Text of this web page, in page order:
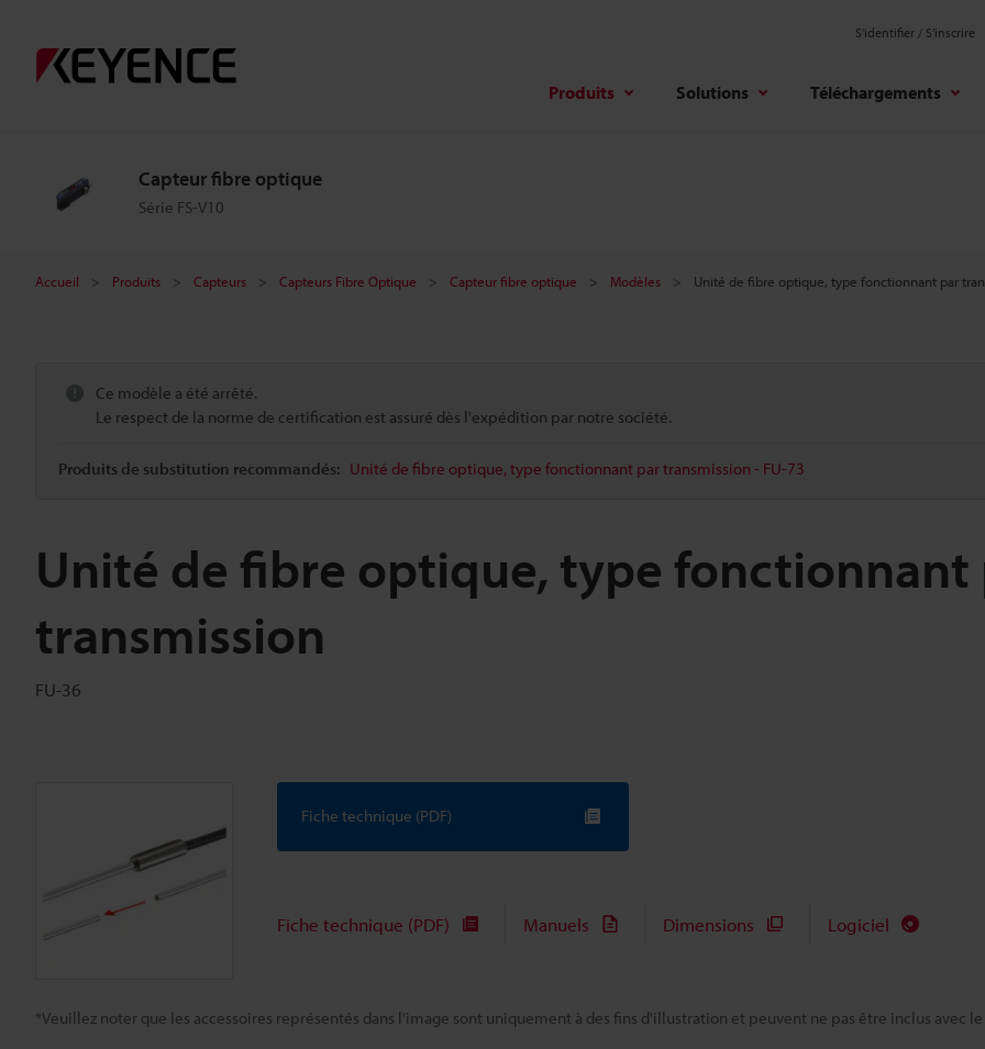
S'identifier / S’inscrire
Produits Solutions Téléchargements
Capteur fibre optique
Série FS-V10
Accueil Produits Capteurs Capteurs Fibre Optique Capteur fibre optique Modèles Unité de fibre optique, type fonctionnant par
Ce modèle a été arrêté.
Le respect de la norme de certification est assuré dès l'expédition par notre société.
Produits de substitution recommandés: Unité de fibre optique, type fonctionnant par transmission - FU-73
Unité de fibre optique, type fonctionnant
transmission
FU-36
*Veuillez noter que les accessoires représentés dans l'image sont uniquement à des fins d'illustration et peuvent ne pas être inclus avec
Fiche technique (PDF)
Fiche technique (PDF) Manuels Dimensions Logiciel